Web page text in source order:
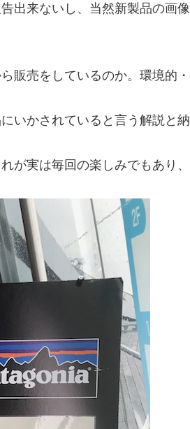
出来ないし、当然新製品の画像
販売をしているのか。環境的・
いかされていると言う解説と納
が実は毎回の楽しみでもあり、